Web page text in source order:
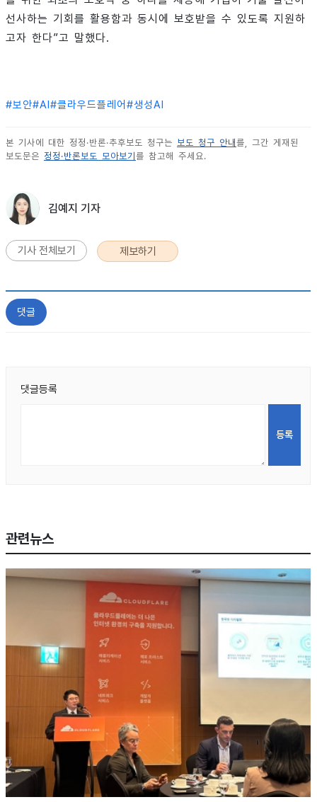
선사하는 기회를 활용함과 동시에 보호받을 수 있도록 지원하
고자 한다”고 말했다.
#보안#AI#클라우드플레어 #생성AI
본 기사에 대한 정정·반론·추후보도 청구는 보도 청구 안내 를, 그간 게재된
보도문은 정정·반론보도 모아보기 를 참고해 주세요.
김예지 기자
기사 전체보기 제보하기
댓글
댓글등록
관련뉴스